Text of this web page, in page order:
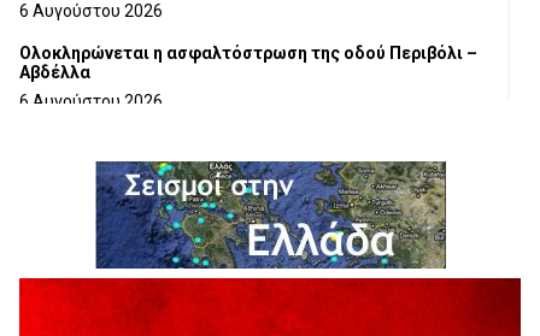
6 Αυγούστου 2026
Ολοκληρώνεται η ασφαλτόστρωση της οδού Περιβόλι –
Αβδέλλα
6 Αυγούστου 2026
5 Αυγούστου 2026
Ο ΑΝΔΡΕΑΣ ΑΣΛΑΝΙΔΗΣ ΣΥΝΕΧΙΖΕΙ ΣΤΟΝ ΠΡΩΤΕΑ
ΓΡΕΒΕΝΩΝ
5 Αυγούστου 2026
Ευχαριστήριο Εκπολιτιστικού Συλλόγου Ταξιάρχη προς κ.
Παρασχάκη Αθανάσιο